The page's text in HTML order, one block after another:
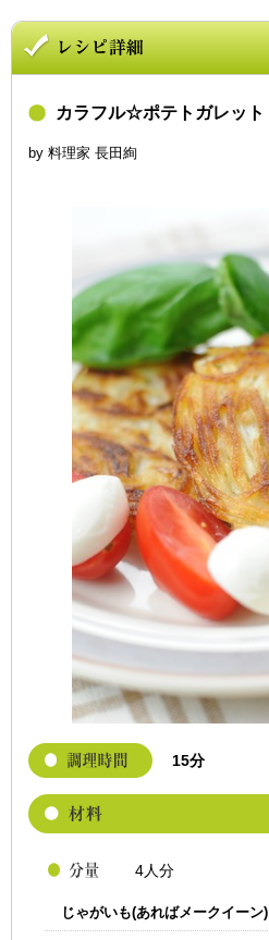
カラフル☆ポテトガレット
by 料理家 長田絢
15分
4人分
じゃがいも(あればメークイーン)